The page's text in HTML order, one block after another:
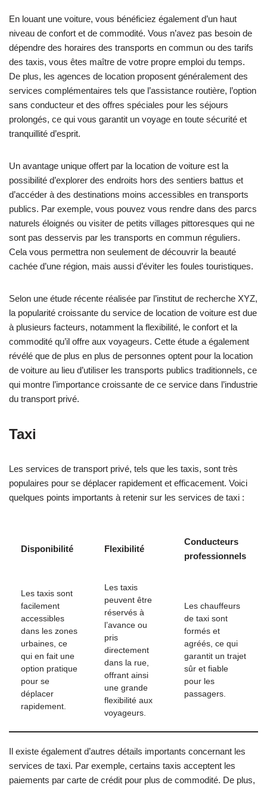
En louant une voiture, vous bénéficiez également d’un haut
niveau de confort et de commodité. Vous n’avez pas besoin de
dépendre des horaires des transports en commun ou des tarifs
des taxis, vous êtes maître de votre propre emploi du temps.
De plus, les agences de location proposent généralement des
services complémentaires tels que l’assistance routière, l’option
sans conducteur et des offres spéciales pour les séjours
prolongés, ce qui vous garantit un voyage en toute sécurité et
tranquillité d’esprit.
Un avantage unique offert par la location de voiture est la
possibilité d’explorer des endroits hors des sentiers battus et
d’accéder à des destinations moins accessibles en transports
publics. Par exemple, vous pouvez vous rendre dans des parcs
naturels éloignés ou visiter de petits villages pittoresques qui ne
sont pas desservis par les transports en commun réguliers.
Cela vous permettra non seulement de découvrir la beauté
cachée d’une région, mais aussi d’éviter les foules touristiques.
Selon une étude récente réalisée par l’institut de recherche XYZ,
la popularité croissante du service de location de voiture est due
à plusieurs facteurs, notamment la flexibilité, le confort et la
commodité qu’il offre aux voyageurs. Cette étude a également
révélé que de plus en plus de personnes optent pour la location
de voiture au lieu d’utiliser les transports publics traditionnels, ce
qui montre l’importance croissante de ce service dans l’industrie
du transport privé.
Taxi
Les services de transport privé, tels que les taxis, sont très
populaires pour se déplacer rapidement et efficacement. Voici
quelques points importants à retenir sur les services de taxi :
Disponibilité Flexibilité
Conducteurs
professionnels
Les taxis sont
facilement
accessibles
dans les zones
urbaines, ce
qui en fait une
option pratique
pour se
déplacer
rapidement.
Les taxis
peuvent être
réservés à
l’avance ou
pris
directement
dans la rue,
offrant ainsi
une grande
flexibilité aux
voyageurs.
Les chauffeurs
de taxi sont
formés et
agréés, ce qui
garantit un trajet
sûr et fiable
pour les
passagers.
Il existe également d’autres détails importants concernant les
services de taxi. Par exemple, certains taxis acceptent les
paiements par carte de crédit pour plus de commodité. De plus,